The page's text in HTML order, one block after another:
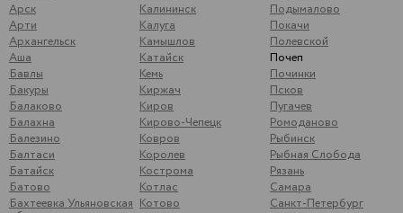
Арск
Арти
Архангельск
Аша
Бавлы
Бакуры
Балаково
Балахна
Балезино
Балтаси
Батайск
Батово
Бахтеевка Ульяновская
Калининск
Калуга
Камышлов
Катайск
Кемь
Киржач
Киров
Кирово-Чепецк
Ковров
Королев
Кострома
Котлас
Котово
Подымалово
Покачи
Полевской
Почеп
Починки
Псков
Пугачев
Ромоданово
Рыбинск
Рыбная Слобода
Рязань
Самара
Санкт-Петербург